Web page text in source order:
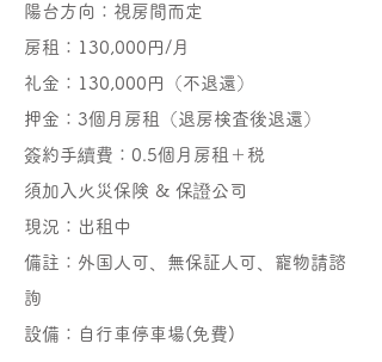
陽台方向：視房間而定
​房租：130,000円/月
礼金：130,000円（不退還）
押金：3個月房租（退房検査後退還）
簽約手續費：0.5個月房租＋税
須加入火災保険 & 保證公司
現況：出租中
備註：外国人可、無保証人可、寵物請諮
詢
設備：自行車停車場(免費)